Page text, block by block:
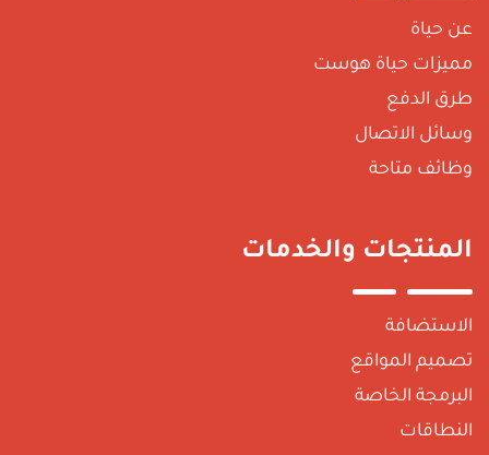
حياة
حياة هوست
الدفع
الاتصال
متاحة
والخدمات
المواقع
الخاصة